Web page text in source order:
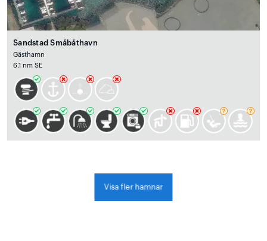
Sandstad Småbåthavn
Gästhamn
6.1 nm SE
Visa fler hamnar